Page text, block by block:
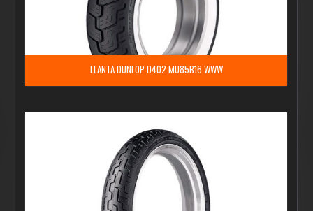
LLANTA DUNLOP D402 MU85B16 WWW